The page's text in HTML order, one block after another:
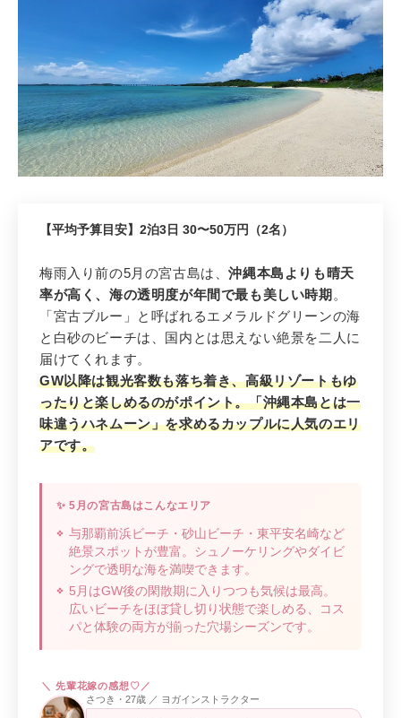
先輩花嫁おすすめ 2位
【5月・2位】 宮古島
（沖縄県）
5月は海の透明度が最高潮！宮古ブル
ーの絶景ハネムーン
【平均予算目安】2泊3日 30〜50万円（2名）
梅雨入り前の5月の宮古島は、沖縄本島よりも晴天
率が高く、海の透明度が年間で最も美しい時期 。
「宮古ブルー」と呼ばれるエメラルドグリーンの海
と白砂のビーチは、国内とは思えない絶景を二人に
届けてくれます。
GW以降は観光客数も落ち着き、高級リゾートもゆ
ったりと楽しめるのがポイント。「沖縄本島とは一
味違うハネムーン」を求めるカップルに人気のエリ
アです。
✨ 5月の宮古島はこんなエリア
与那覇前浜ビーチ・砂山ビーチ・東平安名崎など
絶景スポットが豊富。シュノーケリングやダイビ
ングで透明な海を満喫できます。
5月はGW後の閑散期に入りつつも気候は最高。
広いビーチをほぼ貸し切り状態で楽しめる、コス
パと体験の両方が揃った穴場シーズンです。
さつき・27歳 ／ ヨガインストラクター